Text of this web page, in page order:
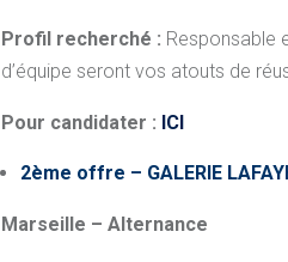
Profil recherché : Responsable
d’équipe seront vos atouts de
Pour candidater : ICI
2ème offre – GALERIE
Marseille – Alternance